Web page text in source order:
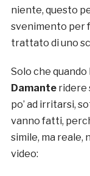
niente, questo
svenimento per
trattato di uno
Solo che
Damanteridere
po’ ad irritarsi,
vanno fatti,
simile, ma reale,
video: